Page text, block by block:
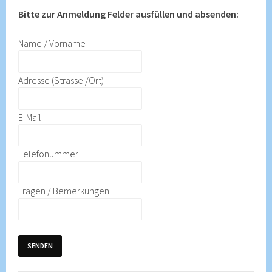
Bitte zur Anmeldung Felder ausfüllen und absenden:
Name / Vorname
Adresse (Strasse /Ort)
E-Mail
Telefonummer
Fragen / Bemerkungen
SENDEN